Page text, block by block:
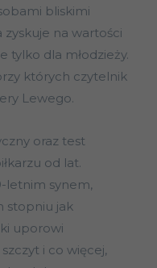
bliskimi
na wartości
tylko dla młodzieży.
których czytelnik
Lewego.
oraz test
od lat.
letnim synem,
stopniu jak
uporowi
i co więcej,